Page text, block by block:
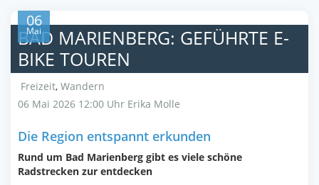
06
Mai
BAD MARIENBERG: GEFÜHRTE E-
BIKE TOUREN
Freizeit, Wandern
06 Mai 2026 12:00 Uhr Erika Molle
Die Region entspannt erkunden
Rund um Bad Marienberg gibt es viele schöne
Radstrecken zur entdecken